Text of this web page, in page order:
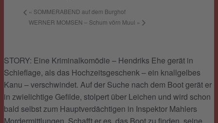
« SOMMERABEND auf dem Burghof
WERNER MOMSEN – Schum vörn Muul »
STORY: Eine Kriminalkomödie – Hendriks Ehe gerät in
Schieflage, als das Hochzeitsgeschenk – ein knallgelbes
Kanu – verschwindet. Auf der Suche nach dem Boot gerät er
in zwielichtige Gefilde, stolpert über Leichen und wird schon
bald selbst zum Hauptverdächtigen in Inspektor Mahlers